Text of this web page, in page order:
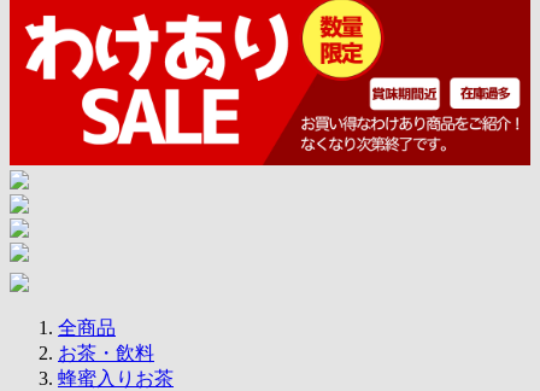
全商品
お茶・飲料
蜂蜜入りお茶